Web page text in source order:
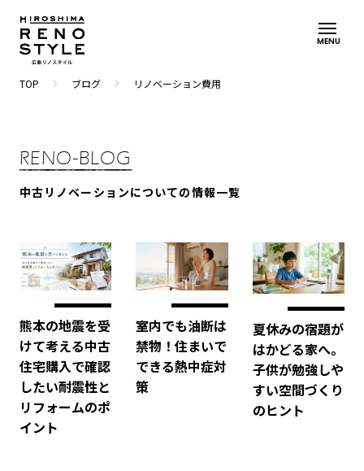
MENU
TOP navigate_next ブログ navigate_next リノベーション費用
RENO-BLOG
中古リノベーションについての情報一覧
熊本の地震を受
けて考える中古
住宅購入で確認
したい耐震性と
リフォームのポ
イント
室内でも油断は
禁物！住まいで
できる熱中症対
策
夏休みの宿題が
はかどる家へ。
子供が勉強しや
すい空間づくり
のヒント